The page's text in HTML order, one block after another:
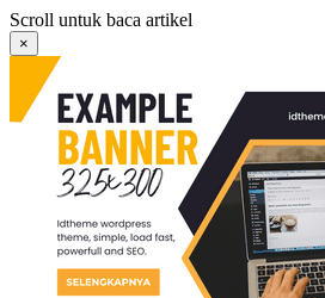
Langsung
ke
konten
Scroll untuk baca artikel
×